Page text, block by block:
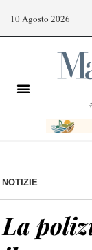
10 Agosto 2026
NOTIZIE
La